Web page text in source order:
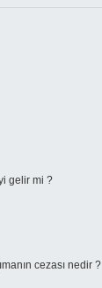
gelir mi ?
cezası nedir ?